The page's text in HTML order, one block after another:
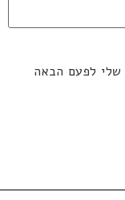
שלי לפעם הבאה